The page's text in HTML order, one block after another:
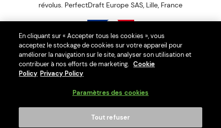
révolus. PerfectDraft Europe SAS, Lille, France
Interdiction de vente de boissons alcooliques aux mineurs de
moins de 18 ans
La preuve de majorité de l'acheteur est exigée au moment de la
CODE DE LA SANTÉ PUBLIQUE : ART. L. 3342-1. L. 3342-3
En cliquant sur « Accepter tous les cookies », vous
acceptez le stockage de cookies sur votre appareil pour
améliorer la navigation sur le site, analyser son utilisation et
contribuer à nos efforts de marketing. Cookie
Policy Privacy Policy
Paramètres des cookies
Tout refuser